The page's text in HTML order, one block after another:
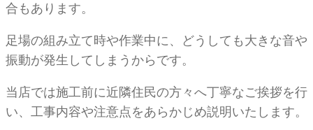
合もあります。
足場の組み立て時や作業中に、どうしても大きな音や
振動が発生してしまうからです。
当店では施工前に近隣住民の方々へ丁寧なご挨拶を行
い、工事内容や注意点をあらかじめ説明いたします。